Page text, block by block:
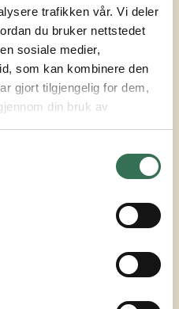
trafikken vår. Vi deler
du bruker nettstedet
sosiale medier,
som kan kombinere den
gjort tilgjengelig for dem,
din bruk av
til bærekraft
som strukturerer
Innen alle disse
og der det er
Fremover vil et bredt
at vi tar gode valg fra
av en dobbel
Eiendom påvirker